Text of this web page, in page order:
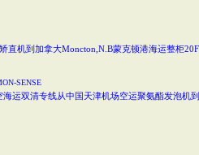
直机到加拿大Moncton,N.B蒙克顿港海运整柜
SENSE
海运双清专线从中国天津机场空运聚氨酯发泡机